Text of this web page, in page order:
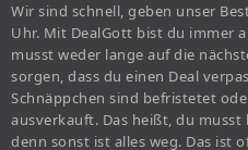
Wir sind schnell, geben unser
Uhr. Mit DealGott bist du immer
musst weder lange auf die
sorgen, dass du einen Deal
Schnäppchen sind befristetet
ausverkauft. Das heißt, du musst
denn sonst ist alles weg. Das ist